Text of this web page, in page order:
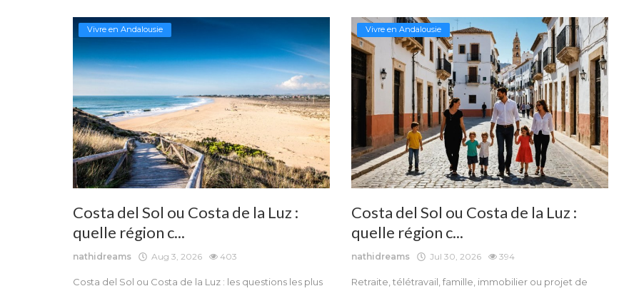
Vivre en Andalousie
Costa del Sol ou Costa de la Luz :
quelle région c...
nathidreams Aug 3, 2026 403
Costa del Sol ou Costa de la Luz : les questions les plus
Vivre en Andalousie
Costa del Sol ou Costa de la Luz :
quelle région c...
nathidreams Jul 30, 2026 394
Retraite, télétravail, famille, immobilier ou projet de